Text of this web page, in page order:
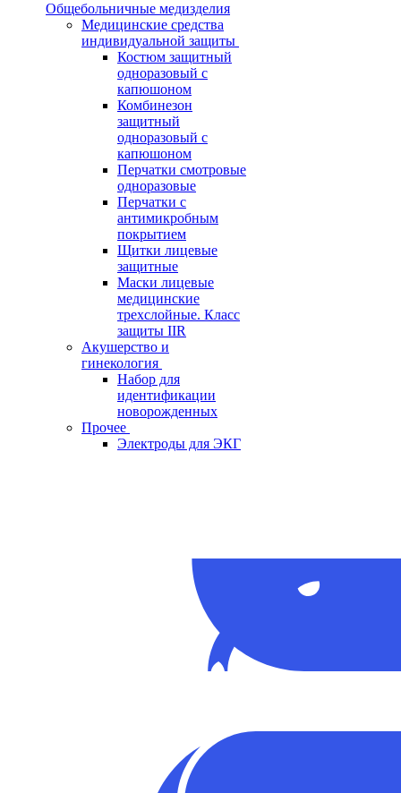
Общебольничные медизделия
Медицинские средства
индивидуальной защиты
Костюм защитный
одноразовый с
капюшоном
Комбинезон
защитный
одноразовый с
капюшоном
Перчатки смотровые
одноразовые
Перчатки с
антимикробным
покрытием
Щитки лицевые
защитные
Маски лицевые
медицинские
трехслойные. Класс
защиты IIR
Акушерство и
гинекология
Набор для
идентификации
новорожденных
Прочее
Электроды для ЭКГ